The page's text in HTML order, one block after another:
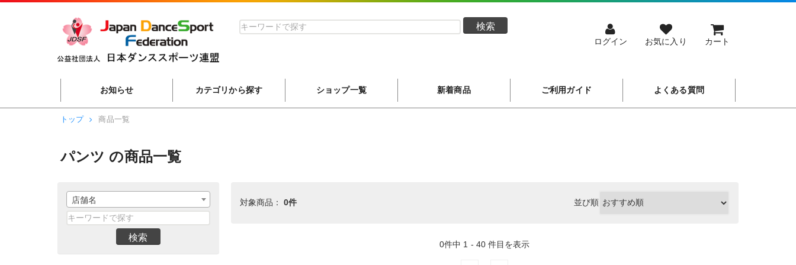
検索
ログイン お気に入り カート
お知らせ カテゴリから探す ショップ一覧 新着商品 ご利用ガイド よくある質問
トップ 商品一覧
パンツ の商品一覧
店舗名
検索
対象商品：0件 並び順
0件中 1 - 40 件目を表示